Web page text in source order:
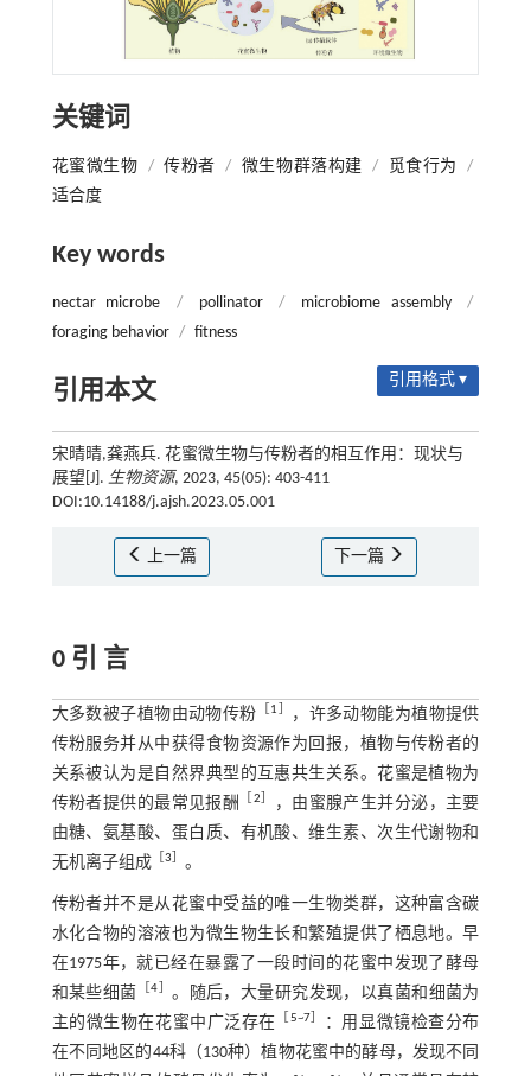
关键词
花蜜微生物 / 传粉者 / 微生物群落构建 / 觅食行为
/
适合度
Key words
nectar microbe / pollinator / microbiome assembly
/
foraging behavior / fitness
引用本文 引用格式 ▾
宋晴晴,龚燕兵. 花蜜微生物与传粉者的相互作用：现状与
展望[J]. 生物资源, 2023, 45(05): 403-411
DOI:10.14188/j.ajsh.2023.05.001
上一篇 下一篇
0 引 言
大多数被子植物由动物传粉 1
，许多动物能为植物提供
传粉服务并从中获得食物资源作为回报，植物与传粉者的
关系被认为是自然界典型的互惠共生关系。花蜜是植物为
传粉者提供的最常见报酬
2
，由蜜腺产生并分泌，主要
由糖、氨基酸、蛋白质、有机酸、维生素、次生代谢物和
无机离子组成［ 3 。
传粉者并不是从花蜜中受益的唯一生物类群，这种富含碳
水化合物的溶液也为微生物生长和繁殖提供了栖息地。早
在1975年，就已经在暴露了一段时间的花蜜中发现了酵母
和某些细菌
［4
。随后，大量研究发现，以真菌和细菌为
主的微生物在花蜜中广泛存在
5~7］
：用显微镜检查分布
在不同地区的44科（130种）植物花蜜中的酵母，发现不同